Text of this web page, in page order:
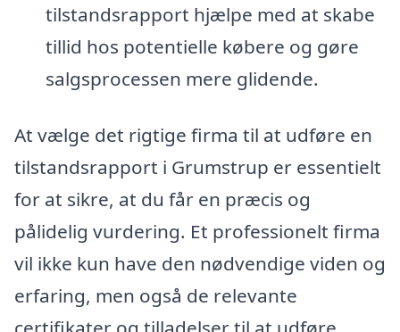
tilstandsrapport hjælpe med at skabe
tillid hos potentielle købere og gøre
salgsprocessen mere glidende.
At vælge det rigtige firma til at udføre en
tilstandsrapport i Grumstrup er essentielt
for at sikre, at du får en præcis og
pålidelig vurdering. Et professionelt firma
vil ikke kun have den nødvendige viden og
erfaring, men også de relevante